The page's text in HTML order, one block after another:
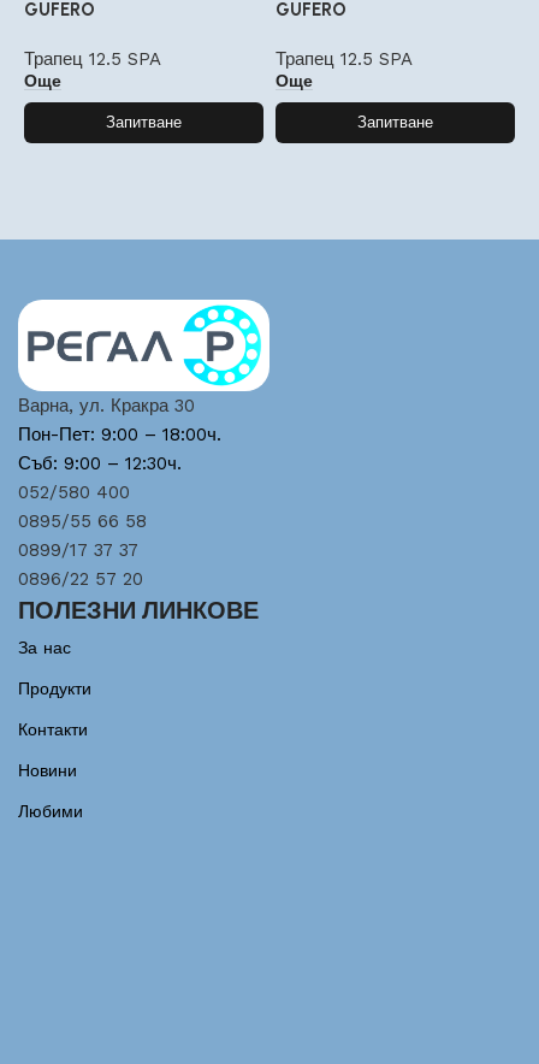
GUFERO
Трапец 12.5 SPA
Още
Запитване
GUFERO
Трапец 12.5 SPA
Още
Запитване
Варна, ул. Кракра 30
Пон-Пет: 9:00 – 18:00ч.
Съб: 9:00 – 12:30ч.
052/580 400
0895/55 66 58
0899/17 37 37
0896/22 57 20
ПОЛЕЗНИ ЛИНКОВЕ
За нас
Продукти
Контакти
Новини
Любими